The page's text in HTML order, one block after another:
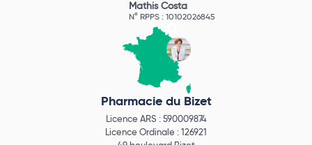
Mathis Costa
N° RPPS : 10102026845
Pharmacie du Bizet
Licence ARS : 590009874
Licence Ordinale : 126921